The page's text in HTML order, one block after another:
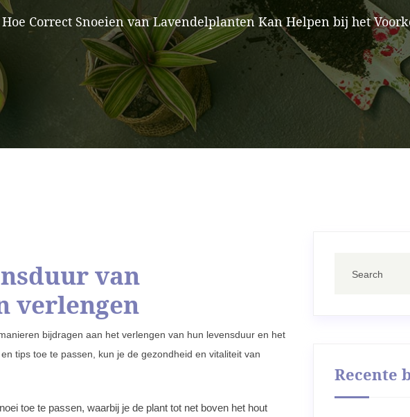
Hoe Correct Snoeien van Lavendelplanten Kan Helpen bij het
van
verlengen
bijdragen aan het verlengen van hun levensduur en het
tips toe te passen, kun je de gezondheid en vitaliteit van
toe te passen, waarbij je de plant tot net boven het hout
Recente